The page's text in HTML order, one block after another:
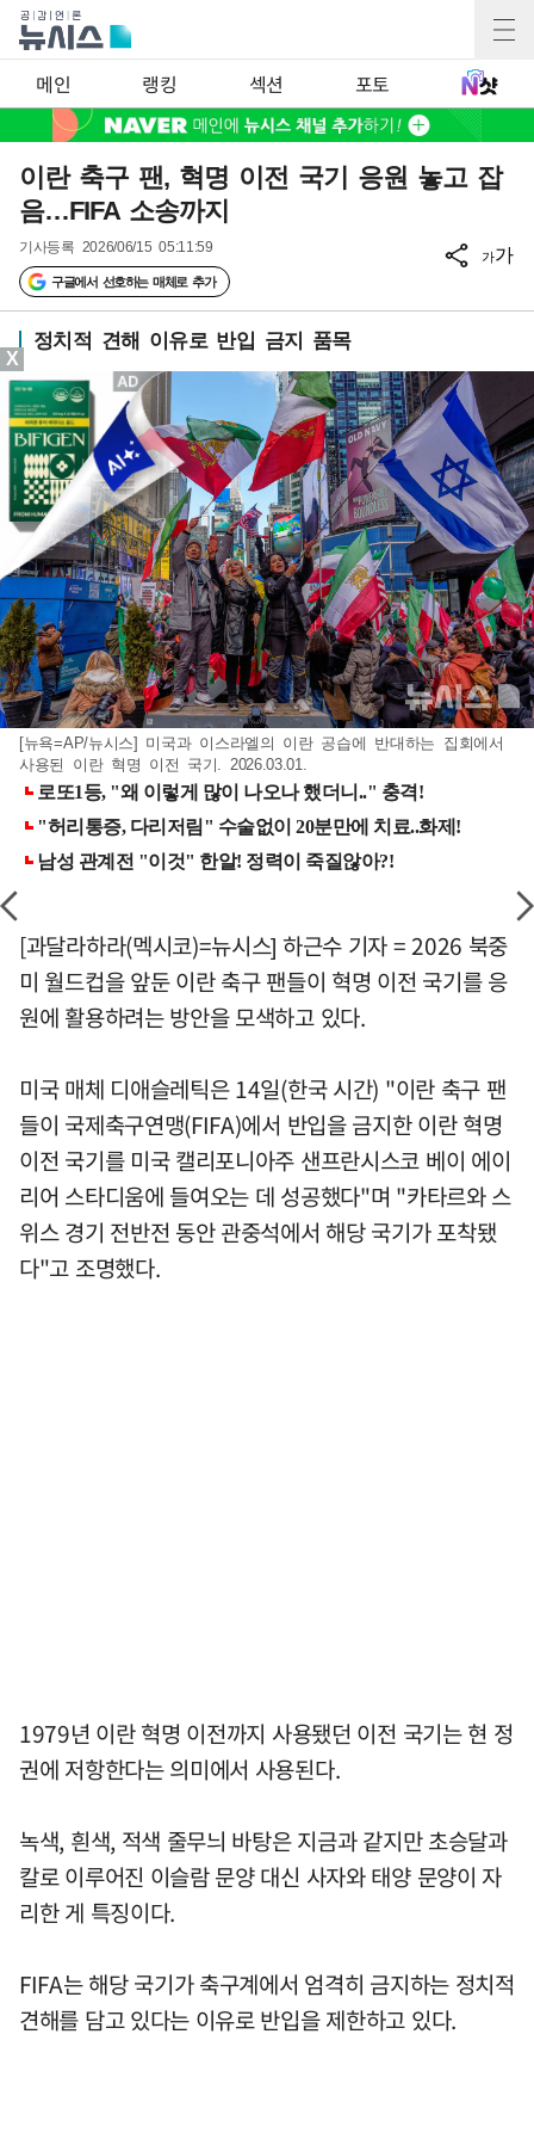
메인 랭킹 섹션 포토
이란 축구 팬, 혁명 이전 국기 응원 놓고 잡
음…FIFA 소송까지
기사등록 2026/06/15 05:11:59
구글에서 선호하는 매체로 추가
가가
정치적 견해 이유로 반입 금지 품목
[뉴욕=AP/뉴시스] 미국과 이스라엘의 이란 공습에 반대하는 집회에서
사용된 이란 혁명 이전 국기. 2026.03.01.
[과달라하라(멕시코)=뉴시스] 하근수 기자 = 2026 북중
미 월드컵을 앞둔 이란 축구 팬들이 혁명 이전 국기를 응
원에 활용하려는 방안을 모색하고 있다.
미국 매체 디애슬레틱은 14일(한국 시간) "이란 축구 팬
들이 국제축구연맹(FIFA)에서 반입을 금지한 이란 혁명
이전 국기를 미국 캘리포니아주 샌프란시스코 베이 에이
리어 스타디움에 들여오는 데 성공했다"며 "카타르와 스
위스 경기 전반전 동안 관중석에서 해당 국기가 포착됐
다"고 조명했다.
1979년 이란 혁명 이전까지 사용됐던 이전 국기는 현 정
권에 저항한다는 의미에서 사용된다.
녹색, 흰색, 적색 줄무늬 바탕은 지금과 같지만 초승달과
칼로 이루어진 이슬람 문양 대신 사자와 태양 문양이 자
리한 게 특징이다.
FIFA는 해당 국기가 축구계에서 엄격히 금지하는 정치적
견해를 담고 있다는 이유로 반입을 제한하고 있다.
X